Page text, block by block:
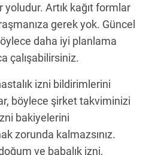
Artık kağıt formlar
gerek yok. Güncel
daha iyi planlama
çalışabilirsiniz.
izni bildirimlerini
böylece şirket takviminizi
bakiyelerini
zorunda kalmazsınız.
ve babalık izni,